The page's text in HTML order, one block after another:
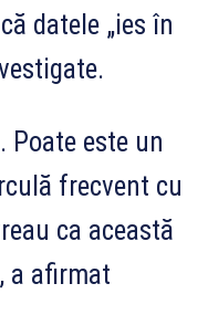
datele „ies în
Poate este un
frecvent cu
ca această
a afirmat